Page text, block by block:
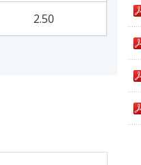
2.50